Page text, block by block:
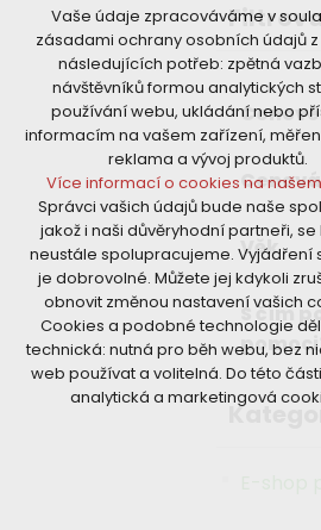
Technická cookies
nutná pro provozování webu
udržení kontextu stránek (session):
případná přihlášení, volby jazyka,
Volitelná cookies
analytická pro anonymizované
vyhodnocení návštěvnosti
marketingová cookies (Google)
Více informací o cookies na
Přijmout všechny cookies
Odmítnout vše
Vaše údaje zpracováváme v
zásadami ochrany osobních údajů
následujících potřeb: zpětná
návštěvníků formou analytických
používání webu, ukládání nebo
informacím na vašem zařízení,
reklama a vývoj produktů.
Více informací o cookies na
Správci vašich údajů bude naše
jakož i naši důvěryhodní partneři, se
neustále spolupracujeme. Vyjádření
je dobrovolné. Můžete jej kdykoli
obnovit změnou nastavení vašich
Cookies a podobné technologie
technická: nutná pro běh webu, bez
web používat a volitelná. Do této
analytická a marketingová
Cenové
Věk
S čím
E-